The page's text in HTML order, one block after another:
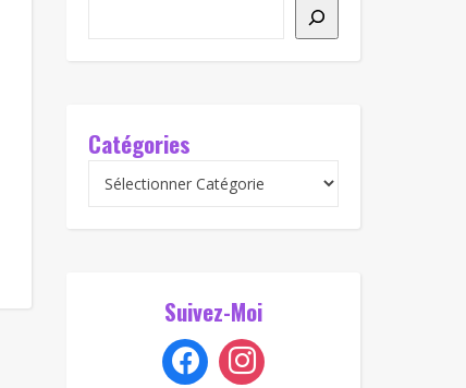
Catégories
Suivez-Moi